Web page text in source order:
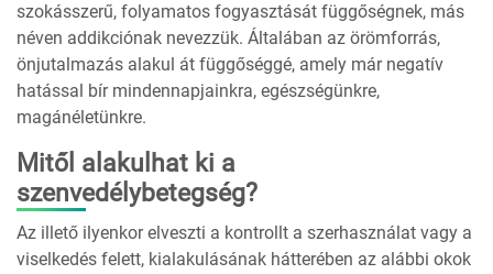
szokásszerű, folyamatos fogyasztását függőségnek, más
néven addikciónak nevezzük. Általában az örömforrás,
önjutalmazás alakul át függőséggé, amely már negatív
hatással bír mindennapjainkra, egészségünkre,
magánéletünkre.
Mitől alakulhat ki a
szenvedélybetegség?
Az illető ilyenkor elveszti a kontrollt a szerhasználat vagy a
viselkedés felett, kialakulásának hátterében az alábbi okok